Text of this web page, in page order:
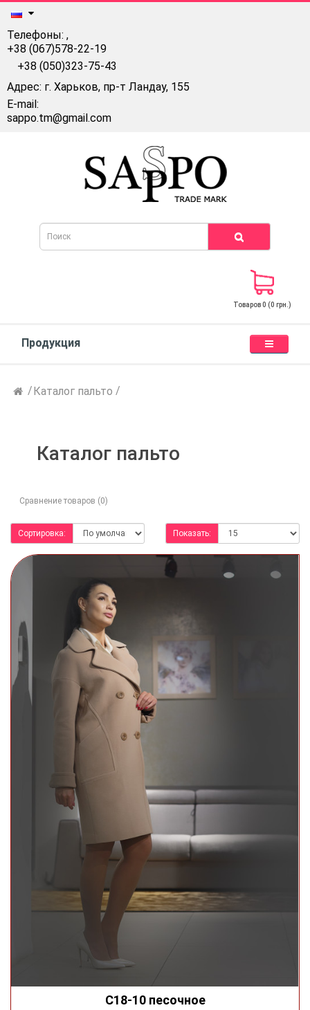
Телефоны:
+38 (067)578-22-19
,
+38 (050)323-75-43
Адрес: г. Харьков, пр-т Ландау, 155
E-mail:
sappo.tm@gmail.com
Товаров 0 (0 грн.)
Продукция
Каталог пальто
Каталог пальто
Сравнение товаров (0)
Сортировка: Показать:
C18-10 песочное